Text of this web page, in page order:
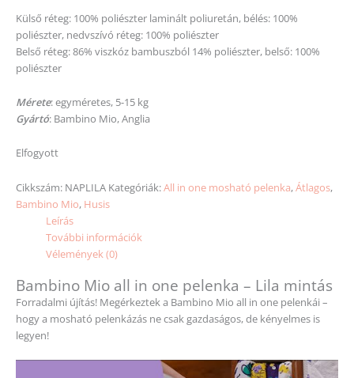
Külső réteg: 100% poliészter laminált poliuretán, bélés: 100%
poliészter, nedvszívó réteg: 100% poliészter
Belső réteg: 86% viszkóz bambuszból 14% poliészter, belső: 100%
poliészter
Mérete: egyméretes, 5-15 kg
Gyártó: Bambino Mio, Anglia
Elfogyott
Cikkszám: NAPLILA Kategóriák:All in one mosható pelenka,Átlagos,
Bambino Mio, Husis
Leírás
További információk
Vélemények (0)
Bambino Mio all in one pelenka – Lila mintás
Forradalmi újítás! Megérkeztek a Bambino Mio all in one pelenkái –
hogy a mosható pelenkázás ne csak gazdaságos, de kényelmes is
legyen!